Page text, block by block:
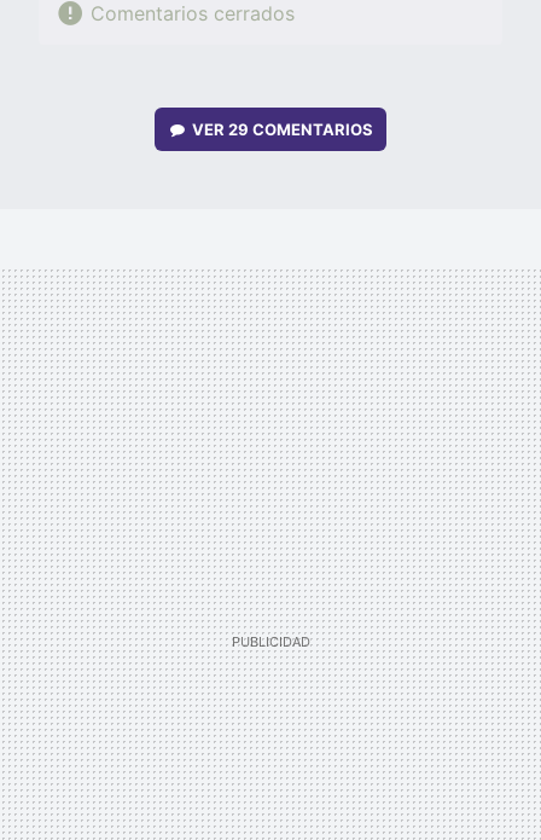
Comentarios cerrados
VER 29 COMENTARIOS